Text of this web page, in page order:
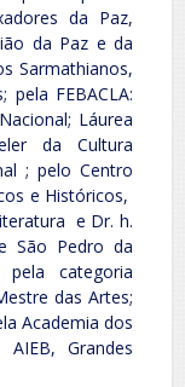
da Paz,
da Paz e da
Sarmathianos,
pela FEBACLA:
Láurea
da Cultura
; pelo Centro
e Históricos,
e Dr. h.
São Pedro da
categoria
das Artes;
Academia dos
Grandes